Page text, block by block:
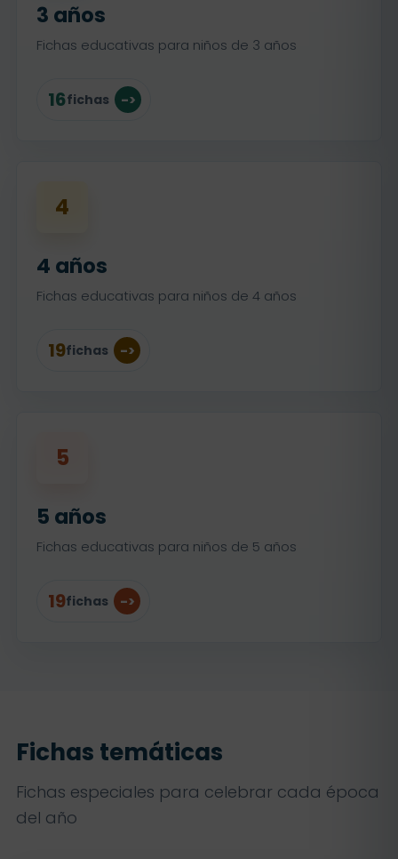
3 años
Fichas educativas para niños de 3 años
16fichas
4
4 años
Fichas educativas para niños de 4 años
19fichas
5
5 años
Fichas educativas para niños de 5 años
19fichas
Fichas temáticas
Fichas especiales para celebrar cada época
del año